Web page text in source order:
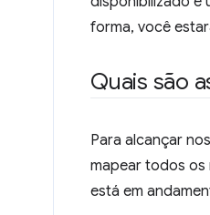
forma, você
Quais são
Para alcançar
mapear todos os
está em